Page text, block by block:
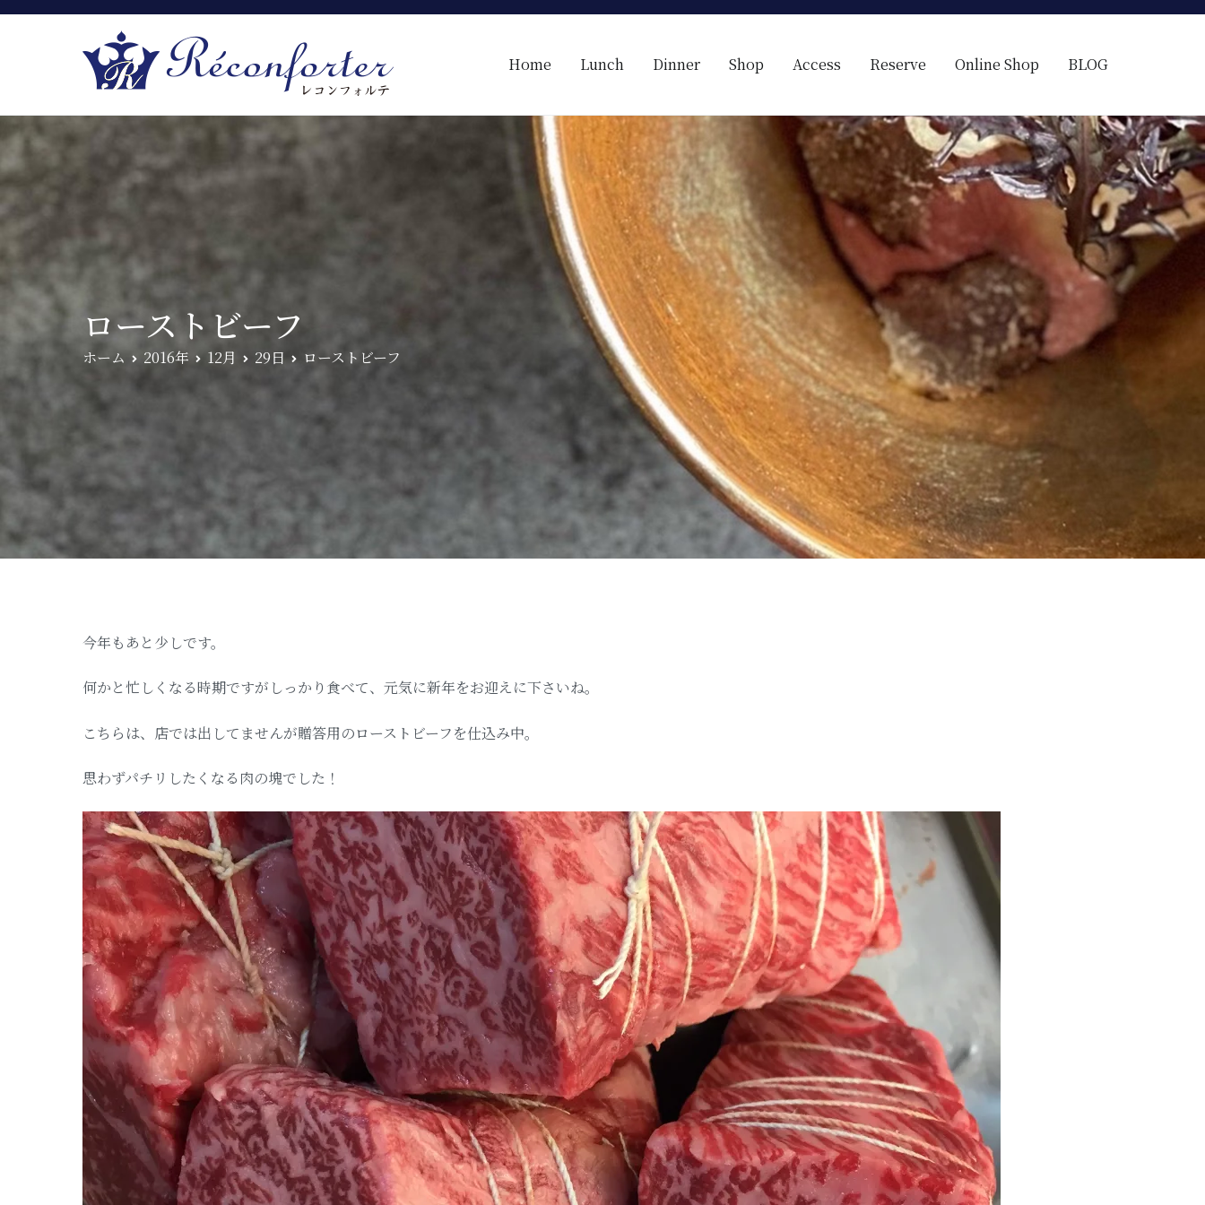
【レコンフォルテ】吹田・千里山/フレンチ（フランス料理）
昼は、大きな窓がガラスから明るい光が。夜は、外から見ると1つの絵の様に見える。そんな空間で、ゆっくり素材そのものの旨さを閉じ込め
Home Lunch Dinner Shop Access Reserve Online Shop BLOG
ローストビーフ
ホーム 2016年 12月 29日 ローストビーフ
今年もあと少しです。
何かと忙しくなる時期ですがしっかり食べて、元気に新年をお迎えに下さいね。
こちらは、店では出してませんが贈答用のローストビーフを仕込み中。
思わずパチリしたくなる肉の塊でした！